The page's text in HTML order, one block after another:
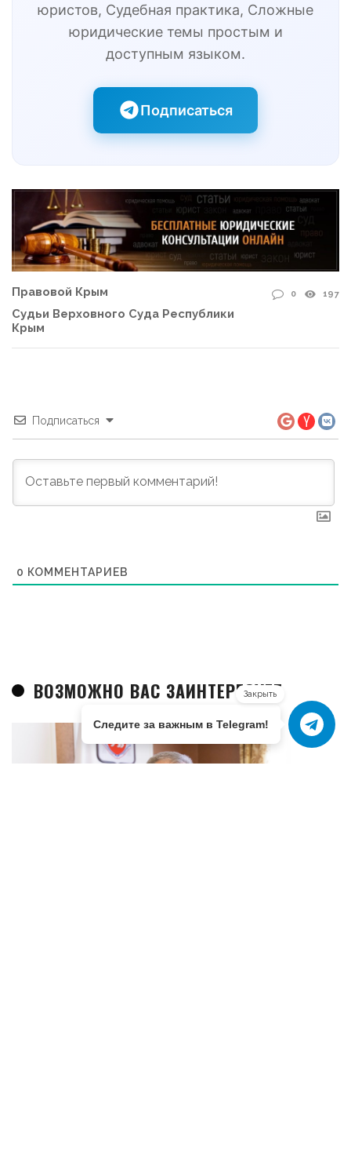
юристов, Судебная практика, Сложные
юридические темы простым и
доступным языком.
Подписаться
Правовой Крым
Судьи Верховного Суда Республики
Крым
0 197
Подписаться
0 КОММЕНТАРИЕВ
ВОЗМОЖНО ВАС ЗАИНТЕРЕСУЕТ
Закрыть
Следите за важным в Telegram!